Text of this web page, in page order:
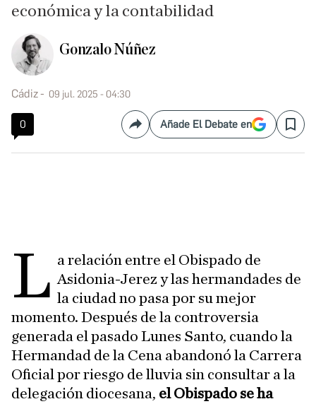
económica y la contabilidad
Gonzalo Núñez
Cádiz 09 jul. 2025 - 04:30
0 CompartirAñade El Debate en Save
L a relación entre el Obispado de
Asidonia-Jerez y las hermandades de
la ciudad no pasa por su mejor
momento. Después de la controversia
generada el pasado Lunes Santo, cuando la
Hermandad de la Cena abandonó la Carrera
Oficial por riesgo de lluvia sin consultar a la
delegación diocesana, el Obispado se ha